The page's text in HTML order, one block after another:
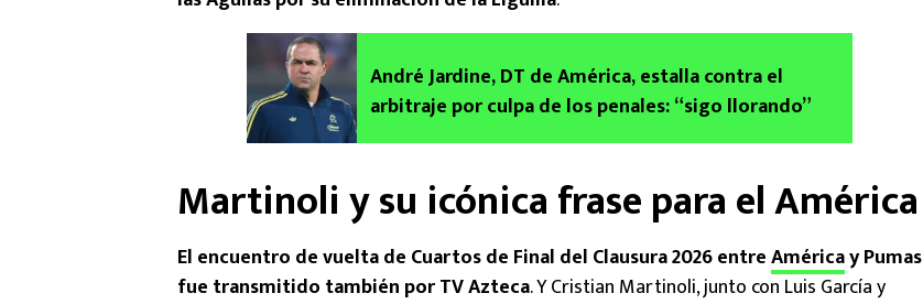
André Jardine, DT de América, estalla contra el
arbitraje por culpa de los penales: “sigo llorando”
Martinoli y su icónica frase para el América
El encuentro de vuelta de Cuartos de Final del Clausura 2026 entreAméricay Pumas
fue transmitido también por TV Azteca. Y Cristian Martinoli, junto con Luis García y